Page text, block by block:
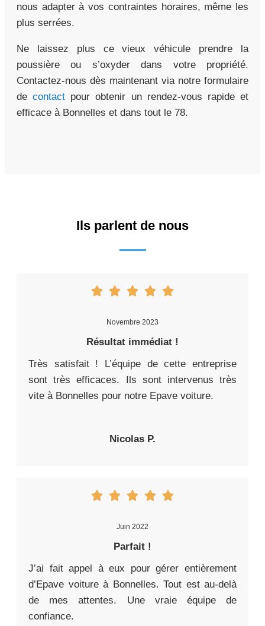
nous adapter à vos contraintes horaires, même les
plus serrées.
Ne laissez plus ce vieux véhicule prendre la
poussière ou s’oxyder dans votre propriété.
Contactez-nous dès maintenant via notre formulaire
decontact pour obtenir un rendez-vous rapide et
efficace à Bonnelles et dans tout le 78.
Ils parlent de nous
Novembre 2023
Résultat immédiat !
Très satisfait ! L’équipe de cette entreprise
sont très efficaces. Ils sont intervenus très
vite à Bonnelles pour notre Epave voiture.
Nicolas P.
Juin 2022
Parfait !
J’ai fait appel à eux pour gérer entièrement
d’Epave voiture à Bonnelles. Tout est au-delà
de mes attentes. Une vraie équipe de
confiance.